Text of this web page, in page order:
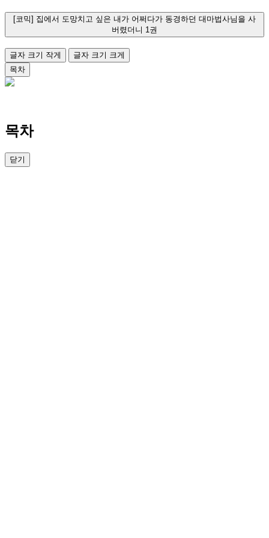
[코믹] 집에서 도망치고 싶은 내가 어쩌다가 동경하던 대마법사님을 사
버렸더니 1권
글자 크기 작게
글자 크기 크게
목차
목차
닫기